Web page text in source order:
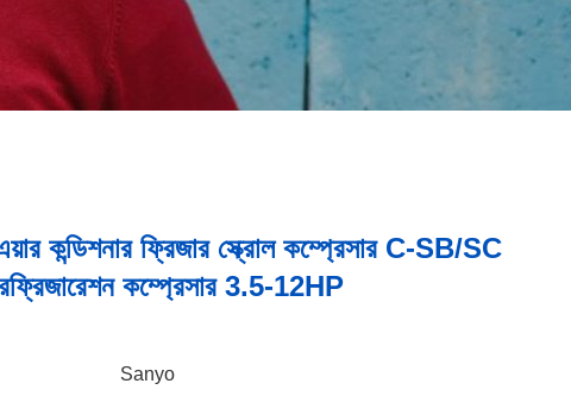
কন্ডিশনার ফ্রিজার স্ক্রোল কম্প্রেসার C-SB/SC
কম্প্রেসার 3.5-12HP
Sanyo